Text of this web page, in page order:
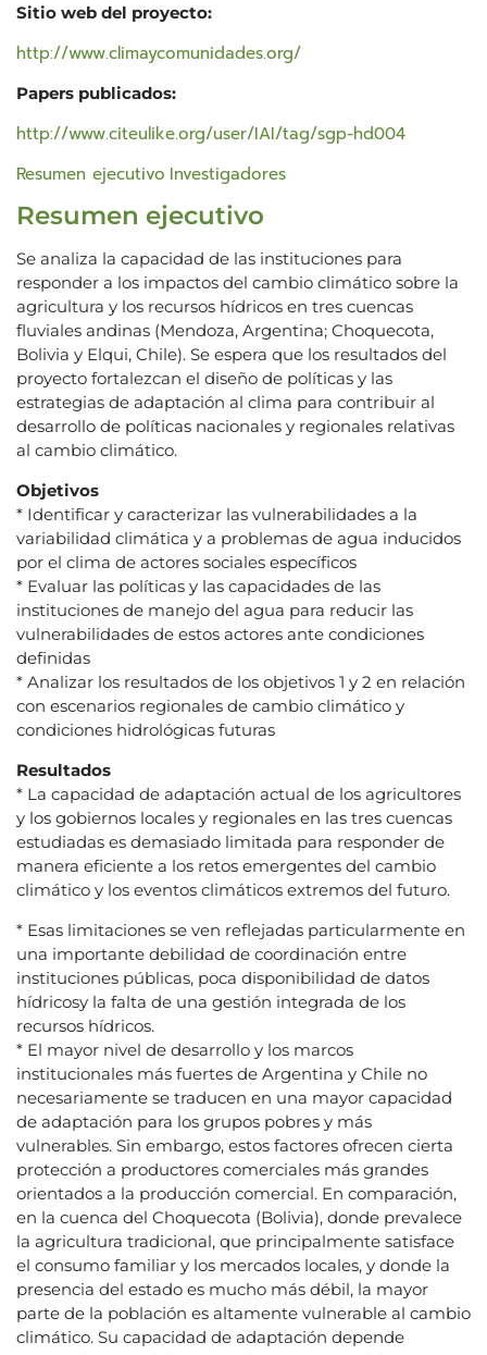
Sitio web del proyecto:
http://www.climaycomunidades.org/
Papers publicados:
http://www.citeulike.org/user/IAI/tag/sgp-hd004
Resumen ejecutivo Investigadores
Resumen ejecutivo
Se analiza la capacidad de las instituciones para
responder a los impactos del cambio climático sobre la
agricultura y los recursos hídricos en tres cuencas
fluviales andinas (Mendoza, Argentina; Choquecota,
Bolivia y Elqui, Chile). Se espera que los resultados del
proyecto fortalezcan el diseño de políticas y las
estrategias de adaptación al clima para contribuir al
desarrollo de políticas nacionales y regionales relativas
al cambio climático.
Objetivos
* Identificar y caracterizar las vulnerabilidades a la
variabilidad climática y a problemas de agua inducidos
por el clima de actores sociales específicos
* Evaluar las políticas y las capacidades de las
instituciones de manejo del agua para reducir las
vulnerabilidades de estos actores ante condiciones
definidas
* Analizar los resultados de los objetivos 1 y 2 en relación
con escenarios regionales de cambio climático y
condiciones hidrológicas futuras
Resultados
* La capacidad de adaptación actual de los agricultores
y los gobiernos locales y regionales en las tres cuencas
estudiadas es demasiado limitada para responder de
manera eficiente a los retos emergentes del cambio
climático y los eventos climáticos extremos del futuro.
* Esas limitaciones se ven reflejadas particularmente en
una importante debilidad de coordinación entre
instituciones públicas, poca disponibilidad de datos
hídricosy la falta de una gestión integrada de los
recursos hídricos.
* El mayor nivel de desarrollo y los marcos
institucionales más fuertes de Argentina y Chile no
necesariamente se traducen en una mayor capacidad
de adaptación para los grupos pobres y más
vulnerables. Sin embargo, estos factores ofrecen cierta
protección a productores comerciales más grandes
orientados a la producción comercial. En comparación,
en la cuenca del Choquecota (Bolivia), donde prevalece
la agricultura tradicional, que principalmente satisface
el consumo familiar y los mercados locales, y donde la
presencia del estado es mucho más débil, la mayor
parte de la población es altamente vulnerable al cambio
climático. Su capacidad de adaptación depende